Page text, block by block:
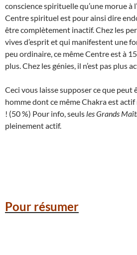
conscience spirituelle qu’une morue à
Centre spirituel est pour ainsi dire
être complètement inactif. Chez les
vives d’esprit et qui manifestent une
peu ordinaire, ce même Centre est à
plus. Chez les génies, il n’est pas plus
Ceci vous laisse supposer ce que peut
homme dont ce même Chakra est actif
! (50 %) Pour info, seuls les Grands
pleinement actif.
Pour résumer